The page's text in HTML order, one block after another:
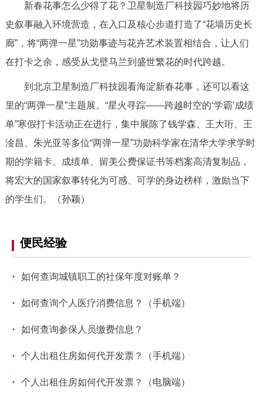
DEUTSCH РУССКИЙ ЯЗЫК
ESPAÑOL العربية PORTUGUÊS
ITALIANO
回到顶部
新春花事怎么少得了花？卫星制造厂科技园巧妙地将历
史叙事融入环境营造，在入口及核心步道打造了“花墙历史长
廊”，将“两弹一星”功勋事迹与花卉艺术装置相结合，让人们
在打卡之余，感受从戈壁马兰到盛世繁花的时代跨越。
到北京卫星制造厂科技园看海淀新春花事，还可以看这
里的“两弹一星”主题展。“星火寻踪——跨越时空的‘学霸’成绩
单”寒假打卡活动正在进行，集中展陈了钱学森、王大珩、王
淦昌、朱光亚等多位“两弹一星”功勋科学家在清华大学求学时
期的学籍卡、成绩单、留美公费保证书等档案高清复制品，
将宏大的国家叙事转化为可感、可学的身边榜样，激励当下
的学生们。（孙颖）
便民经验
· 如何查询城镇职工的社保年度对账单？
· 如何查询个人医疗消费信息？（手机端）
· 如何查询参保人员缴费信息？
· 个人出租住房如何代开发票？（手机端）
· 个人出租住房如何代开发票？（电脑端）